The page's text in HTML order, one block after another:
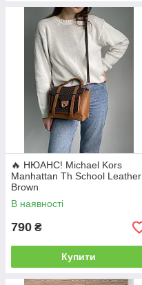
🔥 НЮАНС! Michael Kors
Manhattan Th School Leather
Brown
В наявності
790 ₴
Купити